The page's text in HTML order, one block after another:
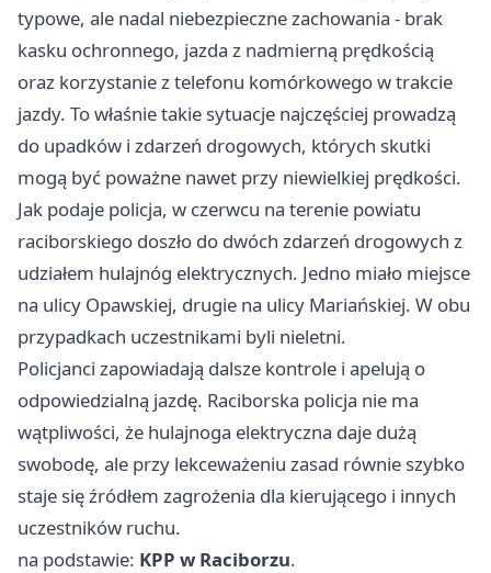
typowe, ale nadal niebezpieczne zachowania - brak
kasku ochronnego, jazda z nadmierną prędkością
oraz korzystanie z telefonu komórkowego w trakcie
jazdy. To właśnie takie sytuacje najczęściej prowadzą
do upadków i zdarzeń drogowych, których skutki
mogą być poważne nawet przy niewielkiej prędkości.
Jak podaje policja, w czerwcu na terenie powiatu
raciborskiego doszło do dwóch zdarzeń drogowych z
udziałem hulajnóg elektrycznych. Jedno miało miejsce
na ulicy Opawskiej, drugie na ulicy Mariańskiej. W obu
przypadkach uczestnikami byli nieletni.
Policjanci zapowiadają dalsze kontrole i apelują o
odpowiedzialną jazdę. Raciborska policja nie ma
wątpliwości, że hulajnoga elektryczna daje dużą
swobodę, ale przy lekceważeniu zasad równie szybko
staje się źródłem zagrożenia dla kierującego i innych
uczestników ruchu.
na podstawie: KPP w Raciborzu.